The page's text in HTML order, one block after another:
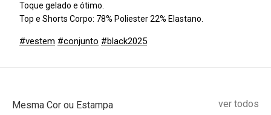
Toque gelado e ótimo.
Top e Shorts Corpo: 78% Poliester 22% Elastano.
#vestem #conjunto #black2025
Mesma Cor ou Estampa ver todos